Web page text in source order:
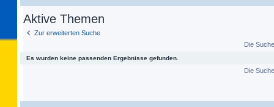
Aktive Themen
Zur erweiterten Suche
Die
Es wurden keine passenden Ergebnisse gefunden.
Die